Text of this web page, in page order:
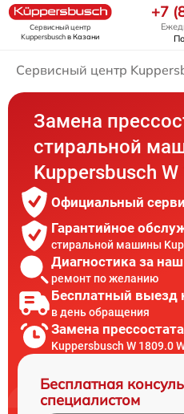
Сервисный центр
Kuppersbuschв Казани
+7
Сервисный центр
Замена
стиральной
Kuppersbusch
Официальный
Гарантийное
стиральной машины
Диагностика за наш
ремонт по желанию
Бесплатный выезд
в день обращения
Замена
Kuppersbusch W 1809.0
Бесплатная
специалистом